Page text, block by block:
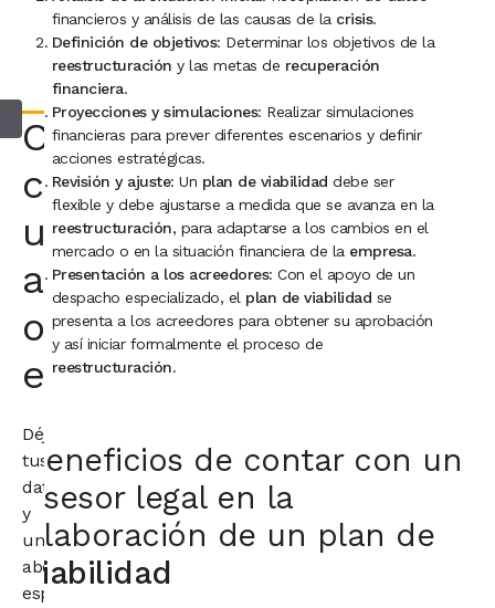
financieros y análisis de las causas de la crisis.
Definición de objetivos: Determinar los objetivos de la
reestructuración y las metas de recuperación
financiera.
Proyecciones y simulaciones: Realizar simulaciones
financieras para prever diferentes escenarios y definir
acciones estratégicas.
Revisión y ajuste: Un plan de viabilidad debe ser
flexible y debe ajustarse a medida que se avanza en la
reestructuración, para adaptarse a los cambios en el
mercado o en la situación financiera de la empresa.
Presentación a los acreedores: Con el apoyo de un
despacho especializado, el plan de viabilidad se
presenta a los acreedores para obtener su aprobación
y así iniciar formalmente el proceso de
reestructuración.
Beneficios de contar con un
asesor legal en la
elaboración de un plan de
viabilidad
Consultar
con
un
abogado
o
economista
Déjanos
tus
datos
y
un
abogado
especialista